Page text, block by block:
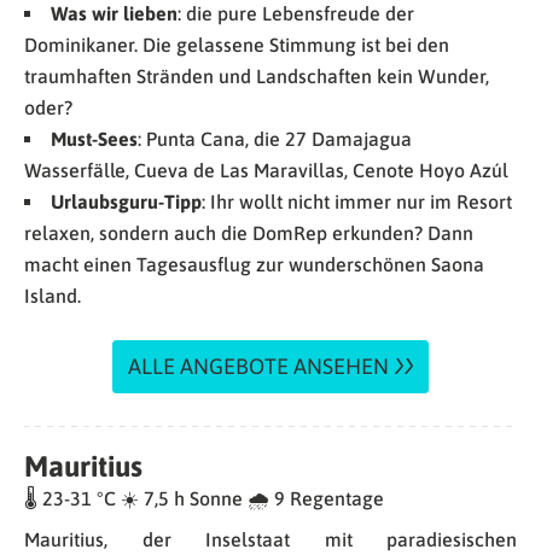
Was wir lieben: die pure Lebensfreude der
Dominikaner. Die gelassene Stimmung ist bei den
traumhaften Stränden und Landschaften kein Wunder,
oder?
Must-Sees: Punta Cana, die 27 Damajagua
Wasserfälle, Cueva de Las Maravillas, Cenote Hoyo Azúl
Urlaubsguru-Tipp: Ihr wollt nicht immer nur im Resort
relaxen, sondern auch die DomRep erkunden? Dann
macht einen Tagesausflug zur wunderschönen Saona
Island.
ALLE ANGEBOTE ANSEHEN
Mauritius
🌡 23-31 °C ☀️ 7,5 h Sonne 🌧 9 Regentage
Mauritius, der Inselstaat mit paradiesischen